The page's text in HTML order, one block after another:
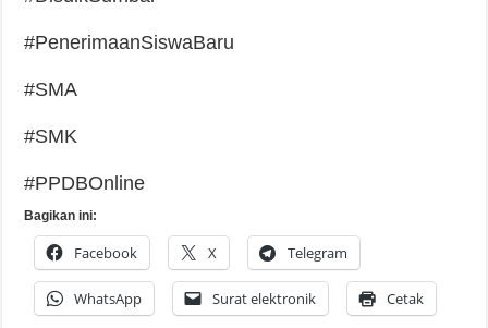
#PenerimaanSiswaBaru
#SMA
#SMK
#PPDBOnline
Bagikan ini:
Facebook X Telegram
WhatsApp Surat elektronik Cetak